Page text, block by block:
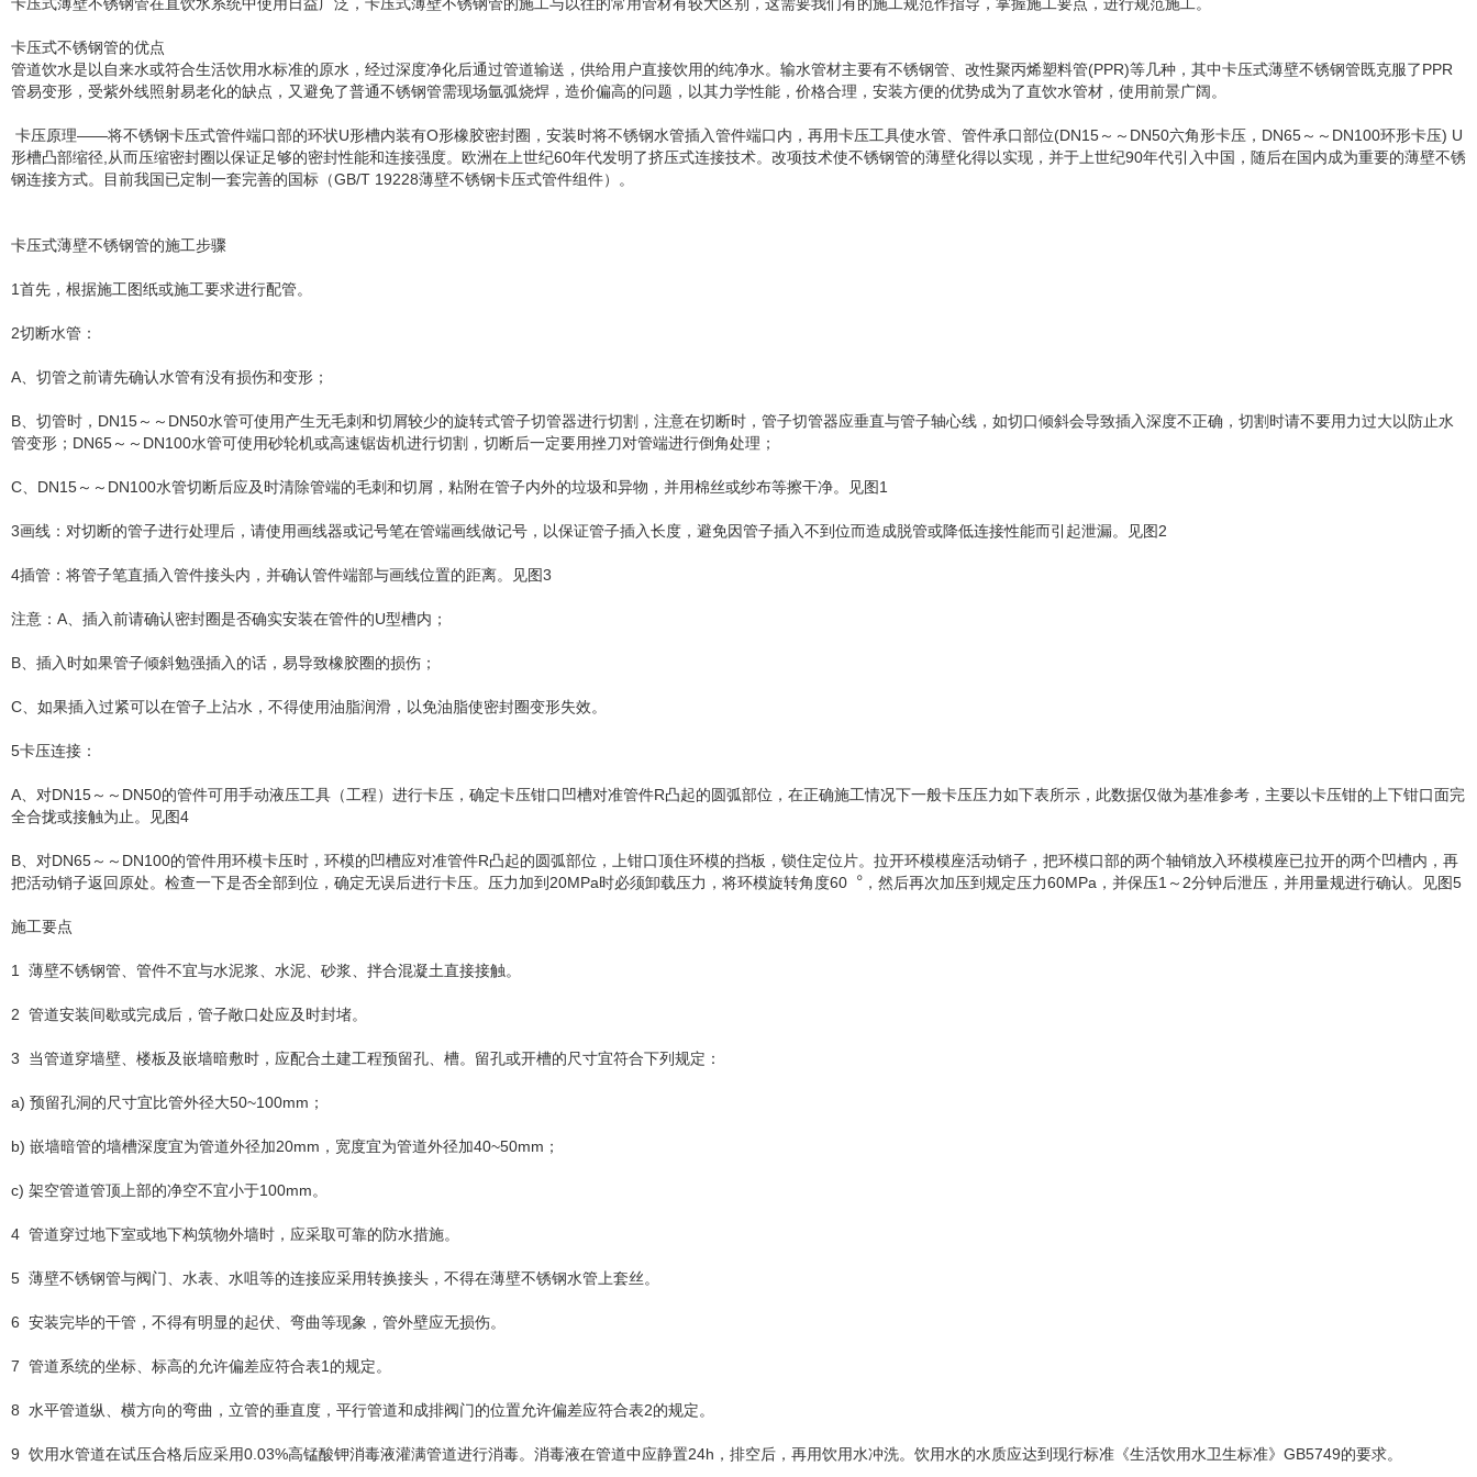
卡压式不锈钢管的优点
管道饮水是以自来水或符合生活饮用水标准的原水，经过深度净化后通过管道输送，供给用户直接饮用的纯净水。输水管材主要有不锈钢管、改性聚丙烯塑料管(PPR)等几种，其中卡压式薄壁不锈钢管既克服了PPR
管易变形，受紫外线照射易老化的缺点，又避免了普通不锈钢管需现场氩弧烧焊，造价偏高的问题，以其力学性能，价格合理，安装方便的优势成为了直饮水管材，使用前景广阔。
卡压原理——将不锈钢卡压式管件端口部的环状U形槽内装有O形橡胶密封圈，安装时将不锈钢水管插入管件端口内，再用卡压工具使水管、管件承口部位(DN15～～DN50六角形卡压，DN65～～DN100环形卡压) U
形槽凸部缩径,从而压缩密封圈以保证足够的密封性能和连接强度。欧洲在上世纪60年代发明了挤压式连接技术。改项技术使不锈钢管的薄壁化得以实现，并于上世纪90年代引入中国，随后在国内成为重要的薄壁不锈
钢连接方式。目前我国已定制一套完善的国标（GB/T 19228薄壁不锈钢卡压式管件组件）。
卡压式薄壁不锈钢管的施工步骤
1首先，根据施工图纸或施工要求进行配管。
2切断水管：
A、切管之前请先确认水管有没有损伤和变形；
B、切管时，DN15～～DN50水管可使用产生无毛刺和切屑较少的旋转式管子切管器进行切割，注意在切断时，管子切管器应垂直与管子轴心线，如切口倾斜会导致插入深度不正确，切割时请不要用力过大以防止水
管变形；DN65～～DN100水管可使用砂轮机或高速锯齿机进行切割，切断后一定要用挫刀对管端进行倒角处理；
C、DN15～～DN100水管切断后应及时清除管端的毛刺和切屑，粘附在管子内外的垃圾和异物，并用棉丝或纱布等擦干净。见图1
3画线：对切断的管子进行处理后，请使用画线器或记号笔在管端画线做记号，以保证管子插入长度，避免因管子插入不到位而造成脱管或降低连接性能而引起泄漏。见图2
4插管：将管子笔直插入管件接头内，并确认管件端部与画线位置的距离。见图3
注意：A、插入前请确认密封圈是否确实安装在管件的U型槽内；
B、插入时如果管子倾斜勉强插入的话，易导致橡胶圈的损伤；
C、如果插入过紧可以在管子上沾水，不得使用油脂润滑，以免油脂使密封圈变形失效。
5卡压连接：
A、对DN15～～DN50的管件可用手动液压工具（工程）进行卡压，确定卡压钳口凹槽对准管件R凸起的圆弧部位，在正确施工情况下一般卡压压力如下表所示，此数据仅做为基准参考，主要以卡压钳的上下钳口面完
全合拢或接触为止。见图4
B、对DN65～～DN100的管件用环模卡压时，环模的凹槽应对准管件R凸起的圆弧部位，上钳口顶住环模的挡板，锁住定位片。拉开环模模座活动销子，把环模口部的两个轴销放入环模模座已拉开的两个凹槽内，再
把活动销子返回原处。检查一下是否全部到位，确定无误后进行卡压。压力加到20MPa时必须卸载压力，将环模旋转角度60︒，然后再次加压到规定压力60MPa，并保压1～2分钟后泄压，并用量规进行确认。见图5
施工要点
1 薄壁不锈钢管、管件不宜与水泥浆、水泥、砂浆、拌合混凝土直接接触。
2 管道安装间歇或完成后，管子敞口处应及时封堵。
3 当管道穿墙壁、楼板及嵌墙暗敷时，应配合土建工程预留孔、槽。留孔或开槽的尺寸宜符合下列规定：
a) 预留孔洞的尺寸宜比管外径大50~100mm；
b) 嵌墙暗管的墙槽深度宜为管道外径加20mm，宽度宜为管道外径加40~50mm；
c) 架空管道管顶上部的净空不宜小于100mm。
4 管道穿过地下室或地下构筑物外墙时，应采取可靠的防水措施。
5 薄壁不锈钢管与阀门、水表、水咀等的连接应采用转换接头，不得在薄壁不锈钢水管上套丝。
6 安装完毕的干管，不得有明显的起伏、弯曲等现象，管外壁应无损伤。
7 管道系统的坐标、标高的允许偏差应符合表1的规定。
8 水平管道纵、横方向的弯曲，立管的垂直度，平行管道和成排阀门的位置允许偏差应符合表2的规定。
9 饮用水管道在试压合格后应采用0.03%高锰酸钾消毒液灌满管道进行消毒。消毒液在管道中应静置24h，排空后，再用饮用水冲洗。饮用水的水质应达到现行标准《生活饮用水卫生标准》GB5749的要求。